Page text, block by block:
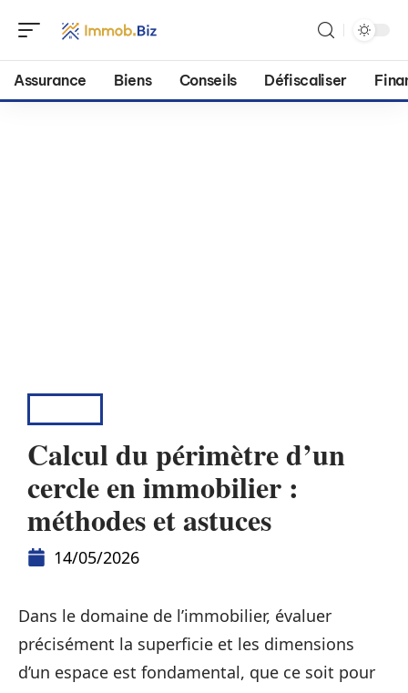
Assurance Biens Conseils Défiscaliser
Calcul du périmètre d’un
cercle en immobilier :
méthodes et astuces
14/05/2026
Dans le domaine de l’immobilier, évaluer
précisément la superficie et les dimensions
d’un espace est fondamental, que ce soit pour